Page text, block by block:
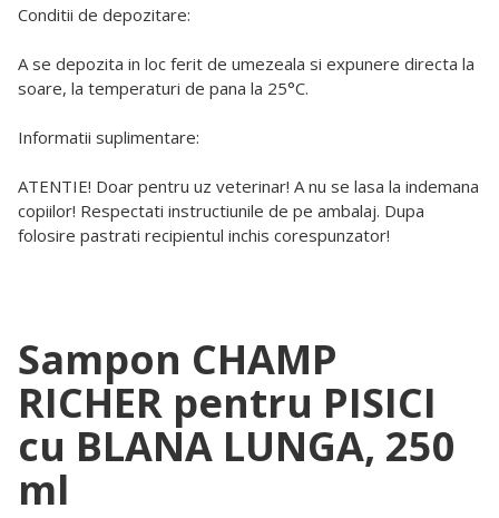
Conditii de depozitare:
A se depozita in loc ferit de umezeala si expunere directa la
soare, la temperaturi de pana la 25°C.
Informatii suplimentare:
ATENTIE! Doar pentru uz veterinar! A nu se lasa la indemana
copiilor! Respectati instructiunile de pe ambalaj. Dupa
folosire pastrati recipientul inchis corespunzator!
Sampon CHAMP
RICHER pentru PISICI
cu BLANA LUNGA, 250
ml